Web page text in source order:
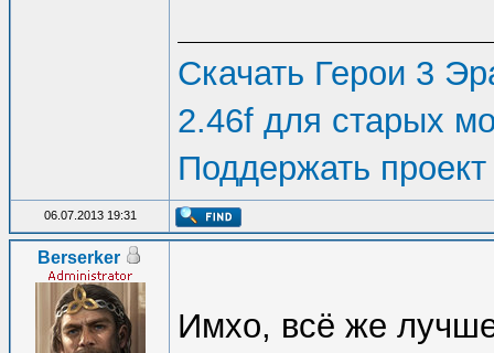
Скачать Герои 3
2.46f для старых
Поддержать проект
06.07.2013 19:31
Berserker
Имхо, всё же